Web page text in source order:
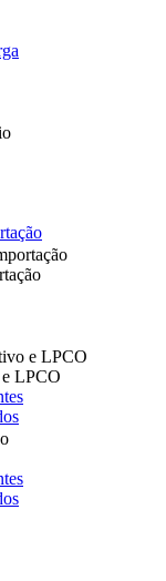
e LPCO
LPCO